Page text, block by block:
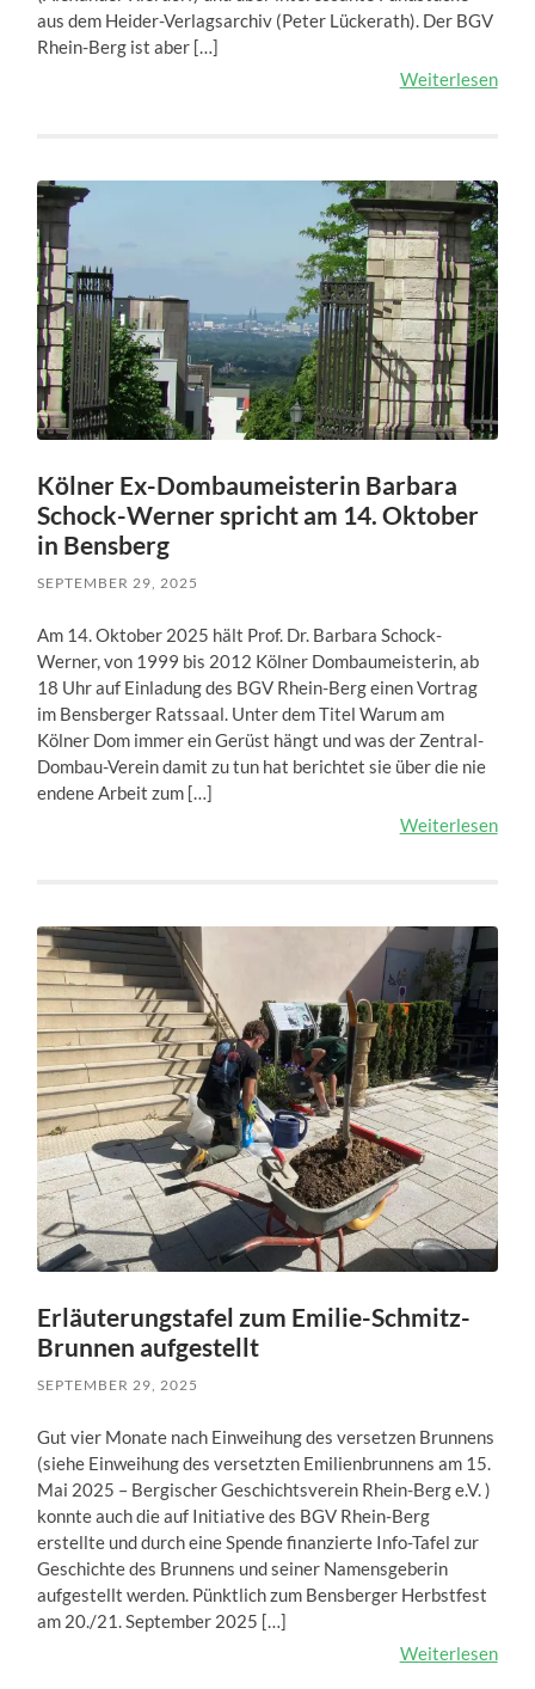
aus dem Heider-Verlagsarchiv (Peter Lückerath). Der BGV
Rhein-Berg ist aber […]
Weiterlesen
Kölner Ex-Dombaumeisterin Barbara
Schock-Werner spricht am 14. Oktober
in Bensberg
SEPTEMBER 29, 2025
Am 14. Oktober 2025 hält Prof. Dr. Barbara Schock-
Werner, von 1999 bis 2012 Kölner Dombaumeisterin, ab
18 Uhr auf Einladung des BGV Rhein-Berg einen Vortrag
im Bensberger Ratssaal. Unter dem Titel Warum am
Kölner Dom immer ein Gerüst hängt und was der Zentral-
Dombau-Verein damit zu tun hat berichtet sie über die nie
endene Arbeit zum […]
Weiterlesen
Erläuterungstafel zum Emilie-Schmitz-
Brunnen aufgestellt
SEPTEMBER 29, 2025
Gut vier Monate nach Einweihung des versetzen Brunnens
(siehe Einweihung des versetzten Emilienbrunnens am 15.
Mai 2025 – Bergischer Geschichtsverein Rhein-Berg e.V. )
konnte auch die auf Initiative des BGV Rhein-Berg
erstellte und durch eine Spende finanzierte Info-Tafel zur
Geschichte des Brunnens und seiner Namensgeberin
aufgestellt werden. Pünktlich zum Bensberger Herbstfest
am 20./21. September 2025 […]
Weiterlesen